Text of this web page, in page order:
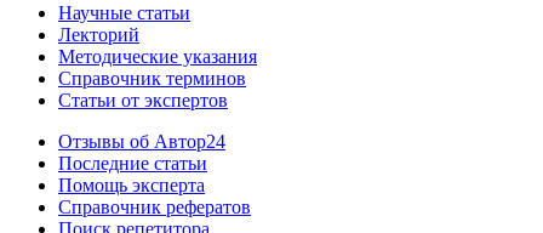
Научные статьи
Лекторий
Методические указания
Справочник терминов
Статьи от экспертов
Отзывы об Автор24
Последние статьи
Помощь эксперта
Справочник рефератов